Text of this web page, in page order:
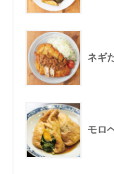
ネギ
モロ